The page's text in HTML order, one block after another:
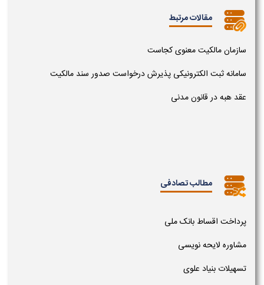
مقالات مرتبط
سازمان مالکیت معنوی کجاست
سامانه ثبت الکترونیکی پذیرش درخواست صدور سند مالکیت
عقد هبه در قانون مدنی
مطالب تصادفی
پرداخت اقساط بانک ملی
مشاوره لایحه نویسی
تسهیلات بنیاد علوی